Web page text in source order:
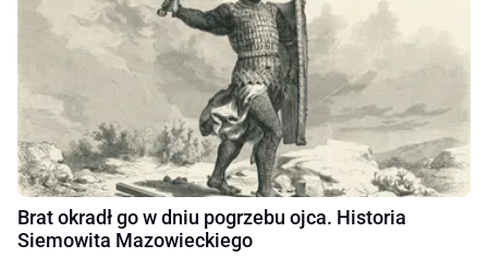
Brat okradł go w dniu pogrzebu ojca. Historia
Siemowita Mazowieckiego